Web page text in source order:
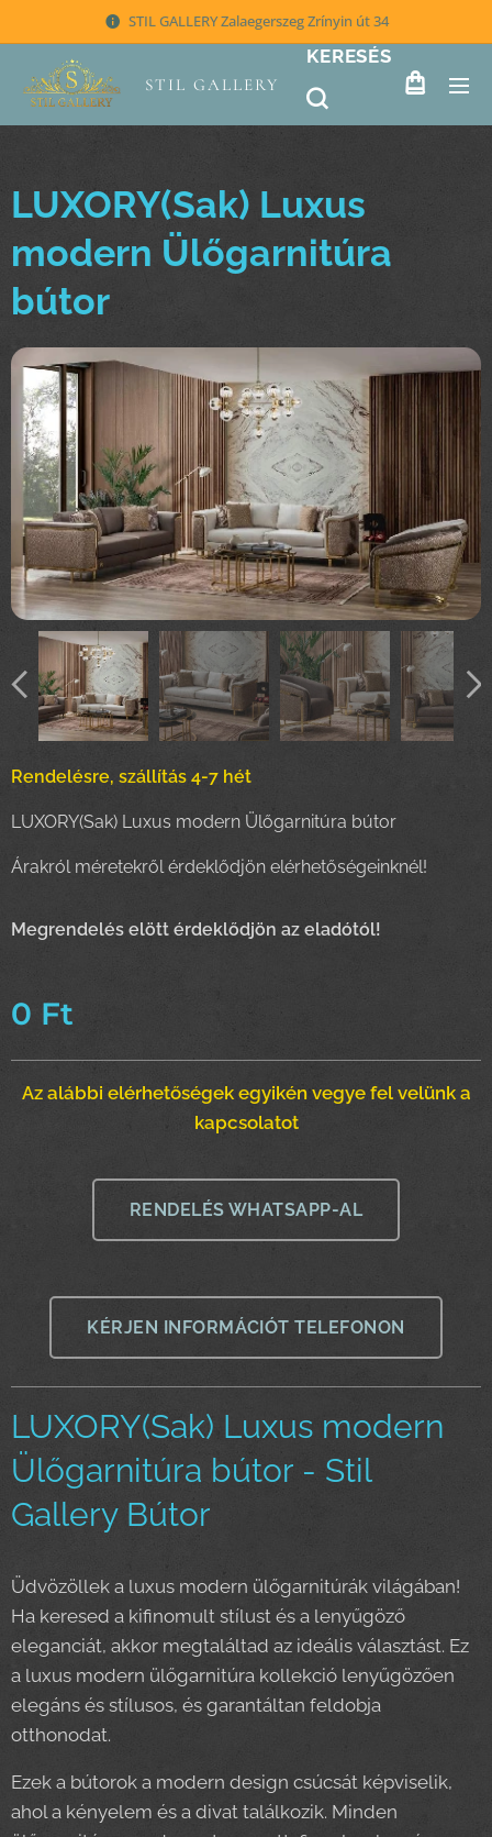
STIL GALLERY Zalaegerszeg Zrínyin út 34
STIL GALLERY
KERESÉS
LUXORY(Sak) Luxus
modern Ülőgarnitúra
bútor
Rendelésre, szállítás 4-7 hét
LUXORY(Sak) Luxus modern Ülőgarnitúra bútor
Árakról méretekről érdeklődjön elérhetőségeinknél!
Megrendelés elött érdeklődjön az eladótól!
0 Ft
Az alábbi elérhetőségek egyikén vegye fel velünk a
kapcsolatot
RENDELÉS WHATSAPP-AL
KÉRJEN INFORMÁCIÓT TELEFONON
LUXORY(Sak) Luxus modern
Ülőgarnitúra bútor - Stil
Gallery Bútor
Üdvözöllek a luxus modern ülőgarnitúrák világában!
Ha keresed a kifinomult stílust és a lenyűgöző
eleganciát, akkor megtaláltad az ideális választást. Ez
a luxus modern ülőgarnitúra kollekció lenyűgözően
elegáns és stílusos, és garantáltan feldobja
otthonodat.
Ezek a bútorok a modern design csúcsát képviselik,
ahol a kényelem és a divat találkozik. Minden